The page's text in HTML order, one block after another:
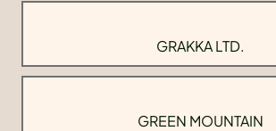
GRAKKA LTD.
GREEN MOUNTAIN